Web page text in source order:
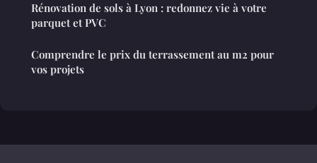
Rénovation de sols à Lyon : redonnez vie à votre
parquet et PVC
Comprendre le prix du terrassement au m2 pour
vos projets